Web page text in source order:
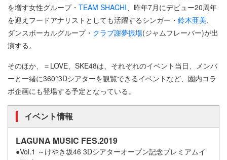
を増す女性グループ・ TEAM SHACHI 、昨年7月にデビュー20周年
を迎えフードアナリストとしても活躍するシンガー・ 鈴木亜美
ダンスボーカルグループ・ クラブ謝夢振場(ジャムフレーバー)が出
演する。
そのほか、＝LOVE、SKE48は、それぞれのイベント当日、メンバ
ーと一緒に360°3Dシアターを観覧できるイベントなど、園内コラ
ボ企画にも登場する予定となっている。
イベント情報
LAGUNA MUSIC FES.2019
●Vol.1 ～けやき坂46 3Dシアターオープン記念プレミアムイ